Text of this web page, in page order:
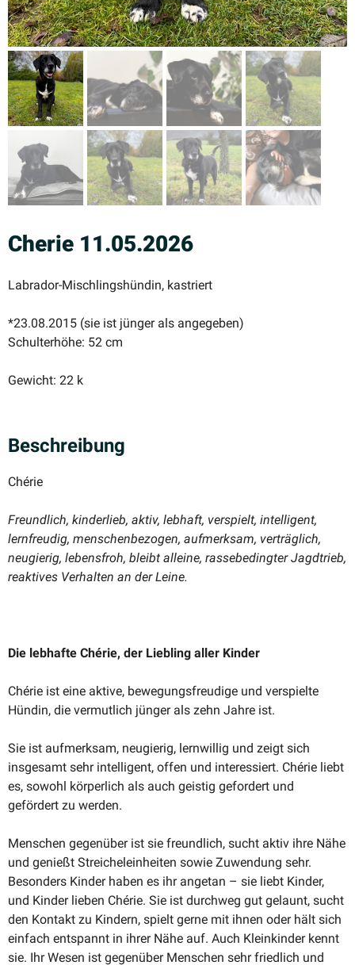
Cherie 11.05.2026
Labrador-Mischlingshündin, kastriert
*23.08.2015 (sie ist jünger als angegeben)
Schulterhöhe: 52 cm
Gewicht: 22 k
Beschreibung
Chérie
Freundlich, kinderlieb, aktiv, lebhaft, verspielt, intel­ligent,
lernfreudig, menschen­be­zogen, aufmerksam, verträglich,
neugierig, lebensfroh, bleibt alleine, rasse­be­dingter Jagdtrieb,
reaktives Verhalten an der Leine.
Die lebhafte Chérie, der Liebling aller Kinder
Chérie ist eine aktive, bewegungs­freudige und verspielte
Hündin, die vermutlich jünger als zehn Jahre ist.
Sie ist aufmerksam, neugierig, lernwillig und zeigt sich
insgesamt sehr intel­ligent, offen und inter­es­siert. Chérie liebt
es, sowohl körperlich als auch geistig gefordert und
gefördert zu werden.
Menschen gegenüber ist sie freundlich, sucht aktiv ihre Nähe
und genießt Strei­chel­ein­heiten sowie Zuwendung sehr.
Besonders Kinder haben es ihr angetan – sie liebt Kinder,
und Kinder lieben Chérie. Sie ist durchweg gut gelaunt, sucht
den Kontakt zu Kindern, spielt gerne mit ihnen oder hält sich
einfach entspannt in ihrer Nähe auf. Auch Klein­kinder kennt
sie. Ihr Wesen ist gegenüber Menschen sehr friedlich und